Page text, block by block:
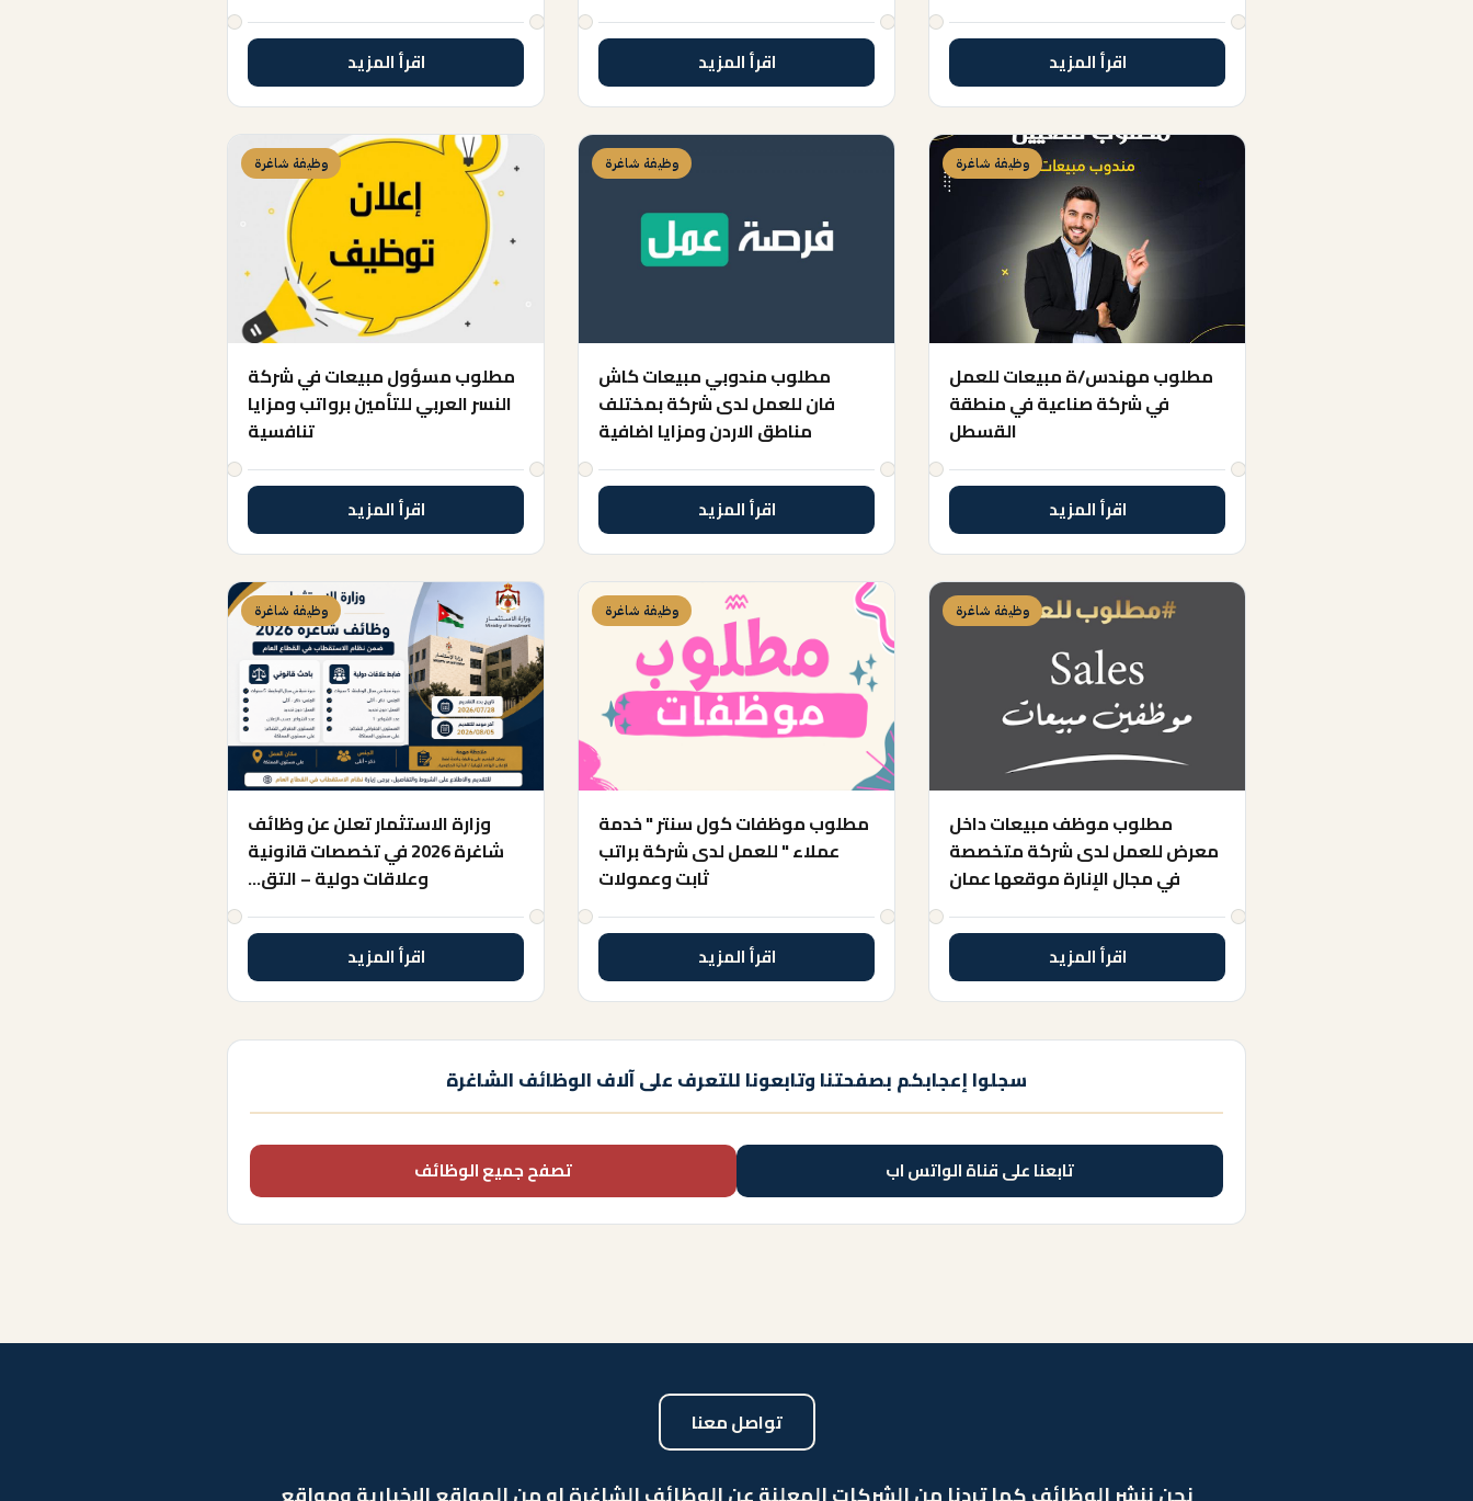
اقرأ المزيد اقرأ المزيد اقرأ المزيد
وظيفة شاغرة
مطلوب مهندس/ة مبيعات للعمل
في شركة صناعية في منطقة
القسطل
اقرأ المزيد
وظيفة شاغرة
مطلوب مندوبي مبيعات كاش
فان للعمل لدى شركة بمختلف
مناطق الاردن ومزايا اضافية
اقرأ المزيد
وظيفة شاغرة
مطلوب مسؤول مبيعات في شركة
النسر العربي للتأمين برواتب ومزايا
تنافسية
اقرأ المزيد
وظيفة شاغرة
مطلوب موظف مبيعات داخل
معرض للعمل لدى شركة متخصصة
في مجال الإنارة موقعها عمان
اقرأ المزيد
وظيفة شاغرة
مطلوب موظفات كول سنتر " خدمة
عملاء " للعمل لدى شركة براتب
ثابت وعمولات
اقرأ المزيد
وظيفة شاغرة
وزارة الاستثمار تعلن عن وظائف
شاغرة 2026 في تخصصات قانونية
وعلاقات دولية – التق…
اقرأ المزيد
سجلوا إعجابكم بصفحتنا وتابعونا للتعرف على آلاف الوظائف الشاغرة
تابعنا على قناة الواتس اب تصفح جميع الوظائف
تواصل معنا